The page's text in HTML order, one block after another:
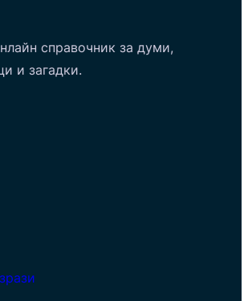
справочник за думи,
и загадки.